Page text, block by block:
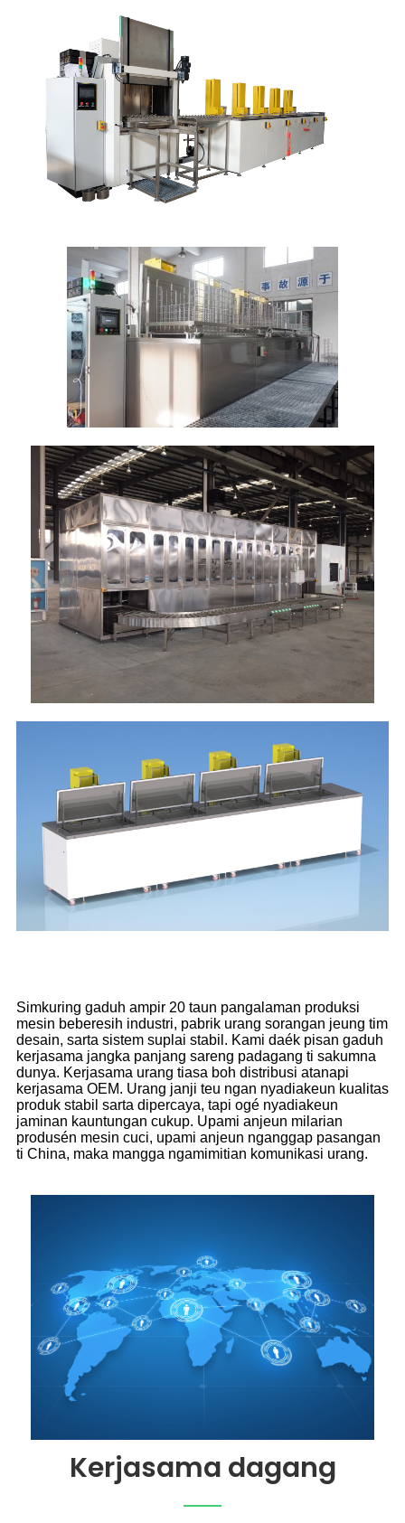
Simkuring gaduh ampir 20 taun pangalaman produksi
mesin beberesih industri, pabrik urang sorangan jeung tim
desain, sarta sistem suplai stabil. Kami daék pisan gaduh
kerjasama jangka panjang sareng padagang ti sakumna
dunya. Kerjasama urang tiasa boh distribusi atanapi
kerjasama OEM. Urang janji teu ngan nyadiakeun kualitas
produk stabil sarta dipercaya, tapi ogé nyadiakeun
jaminan kauntungan cukup. Upami anjeun milarian
produsén mesin cuci, upami anjeun nganggap pasangan
ti China, maka mangga ngamimitian komunikasi urang.
Kerjasama dagang